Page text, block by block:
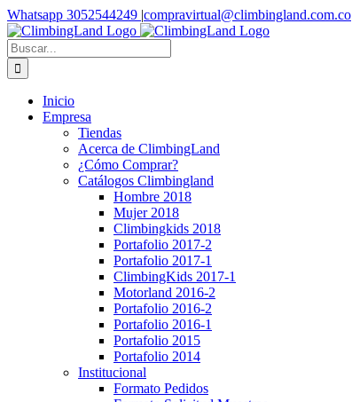
Saltar
al
contenido
Facebook
Instagram
YouTube
WhatsApp
Whatsapp 3052544249 |compravirtual@climbingland.com.co
Buscar:
Inicio
Empresa
Tiendas
Acerca de ClimbingLand
¿Cómo Comprar?
Catálogos Climbingland
Hombre 2018
Mujer 2018
Climbingkids 2018
Portafolio 2017-2
Portafolio 2017-1
ClimbingKids 2017-1
Motorland 2016-2
Portafolio 2016-2
Portafolio 2016-1
Portafolio 2015
Portafolio 2014
Institucional
Formato Pedidos